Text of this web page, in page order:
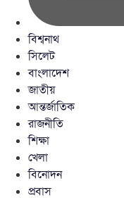
বিশ্বনাথ
সিলেট
বাংলাদেশ
জাতীয়
আন্তর্জাতিক
রাজনীতি
শিক্ষা
খেলা
বিনোদন
প্রবাস